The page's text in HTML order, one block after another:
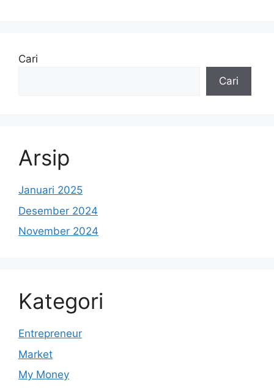
Cari
Cari
Arsip
Januari 2025
Desember 2024
November 2024
Kategori
Entrepreneur
Market
My Money